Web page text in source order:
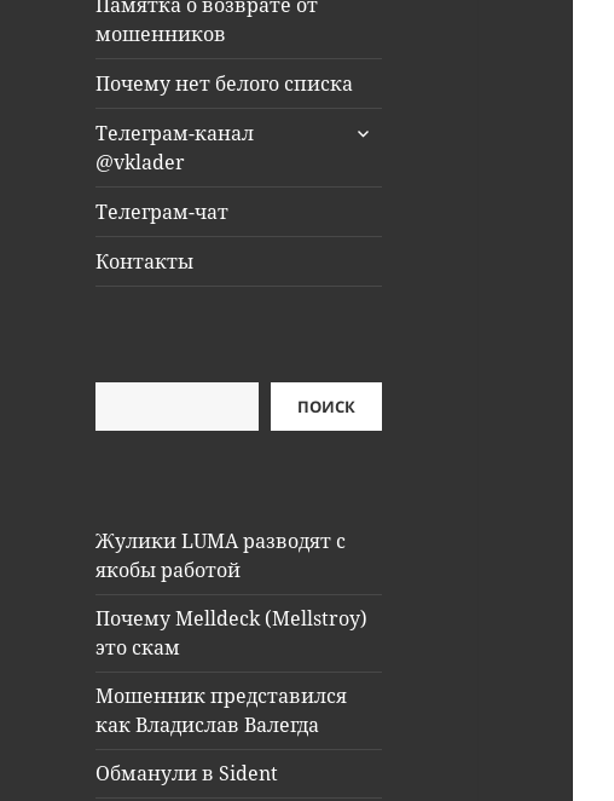
мошенников
Почему нет белого списка
Телеграм-канал
@vklader
раскрыть
Телеграм-чат
Контакты
ПОИСК
Жулики LUMA разводят с
якобы работой
Почему Melldeck (Mellstroy)
это скам
Мошенник представился
как Владислав Валегда
Обманули в Sident